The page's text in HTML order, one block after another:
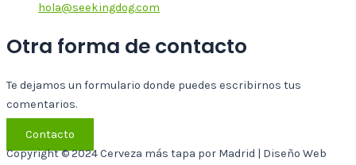
hola@seekingdog.com
Otra forma de contacto
Te dejamos un formulario donde puedes escribirnos tus
comentarios.
Contacto
Copyright © 2024 Cerveza más tapa por Madrid | Diseño Web